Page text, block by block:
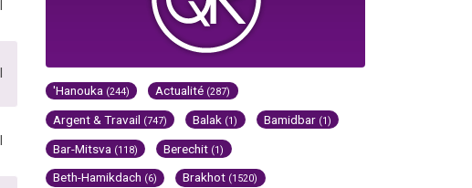
'Hanouka (244) Actualité (287)
Argent & Travail (747) Balak (1) Bamidbar (1)
Bar-Mitsva (118) Berechit (1)
Beth-Hamikdach (6) Brakhot (1520)